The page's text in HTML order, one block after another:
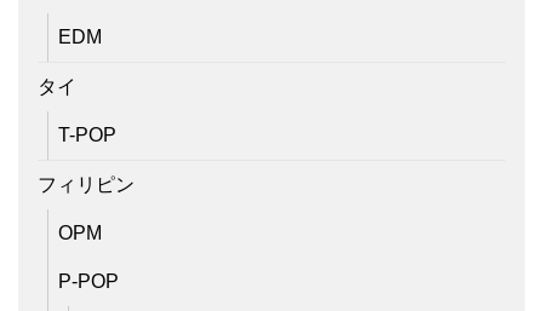
EDM
タイ
T-POP
フィリピン
OPM
P-POP